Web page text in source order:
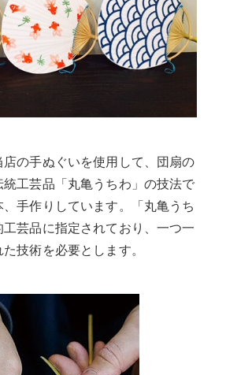
の手ぬぐいを使用して、団扇の
工芸品「丸亀うちわ」の技法で
手作りしています。「丸亀うち
芸品に指定されており、一つ一
技術を必要とします。